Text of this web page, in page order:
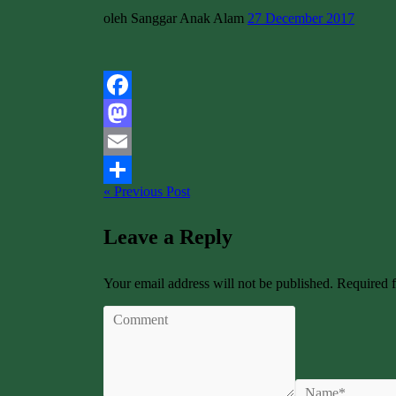
oleh Sanggar Anak Alam 27 December 2017
Facebook
Mastodon
Email
Share
« Previous Post
Leave a Reply
Your email address will not be published. Required